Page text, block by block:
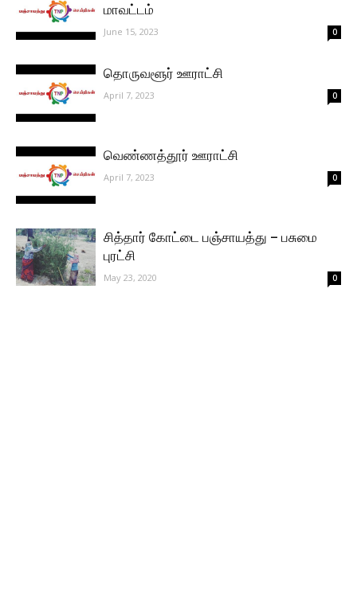
மாவட்டம்
June 15, 2023 0
தொருவளூர் ஊராட்சி
April 7, 2023 0
வெண்ணத்தூர் ஊராட்சி
April 7, 2023 0
சித்தார் கோட்டை பஞ்சாயத்து – பசுமை
புரட்சி
May 23, 2020 0